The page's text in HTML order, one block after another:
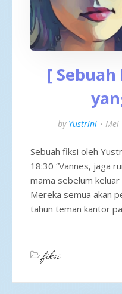
[ Sebuah
by Yustrini Mei
Sebuah fiksi oleh
18:30 “Vannes, jaga
mama sebelum
Mereka semua akan
tahun teman kantor
fiksi